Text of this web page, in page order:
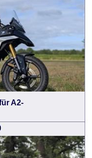
A2-